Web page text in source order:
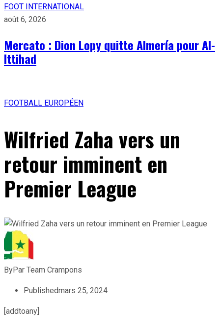
FOOT INTERNATIONAL
août 6, 2026
Mercato : Dion Lopy quitte Almería pour Al-
Ittihad
FOOTBALL EUROPÉEN
Wilfried Zaha vers un
retour imminent en
Premier League
ByPar Team Crampons
Publishedmars 25, 2024
[addtoany]